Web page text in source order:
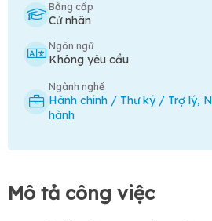
Bằng cấp
Cử nhân
Ngôn ngữ
Không yêu cầu
Ngành nghề
Hành chính / Thư ký / Trợ lý,
hành
Mô tả công việc